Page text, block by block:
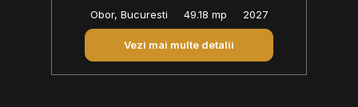
Obor, Bucuresti
49.18 mp 2027
Vezi mai multe detalii